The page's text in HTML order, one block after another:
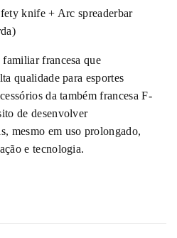
knife + Arc spreaderbar
familiar francesa que
qualidade para esportes
da também francesa F-
de desenvolver
mesmo em uso prolongado,
e tecnologia.